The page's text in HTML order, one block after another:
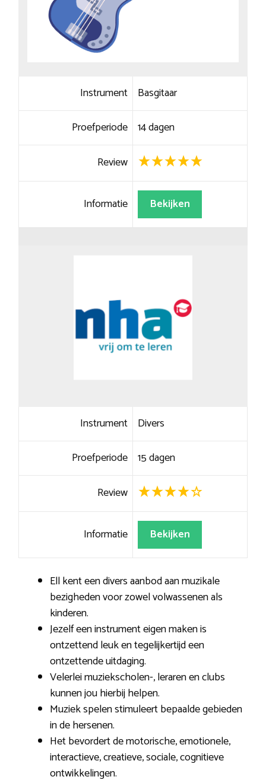
Instrument Basgitaar
Proefperiode 14 dagen
Review
Informatie Bekijken
Instrument Divers
Proefperiode 15 dagen
Review
Informatie Bekijken
Ell kent een divers aanbod aan muzikale
bezigheden voor zowel volwassenen als
kinderen.
Jezelf een instrument eigen maken is
ontzettend leuk en tegelijkertijd een
ontzettende uitdaging.
Velerlei muziekscholen-, leraren en clubs
kunnen jou hierbij helpen.
Muziek spelen stimuleert bepaalde gebieden
in de hersenen.
Het bevordert de motorische, emotionele,
interactieve, creatieve, sociale, cognitieve
ontwikkelingen.